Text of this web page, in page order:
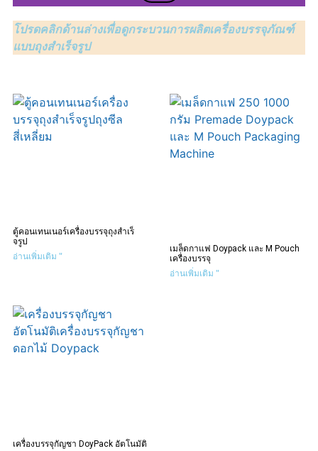
โปรดคลิกด้านล่างเพื่อดูกระบวนการผลิตเครื่องบรรจุภัณฑ์
แบบถุงสำเร็จรูป
ตู้คอนเทนเนอร์เครื่องบรรจุถุงสําเร็
จรูป
อ่านเพิ่มเติม "
เมล็ดกาแฟ Doypack และ M Pouch
เครื่องบรรจุ
อ่านเพิ่มเติม "
เครื่องบรรจุกัญชา DoyPack อัตโนมัติ